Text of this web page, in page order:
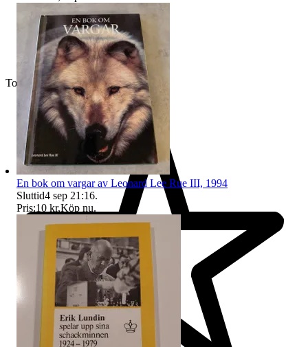
Toppsäljare
En bok om vargar av Leonard Lee Rue III, 1994
Sluttid4 sep 21:16.
Pris:10 kr,Köp nu.